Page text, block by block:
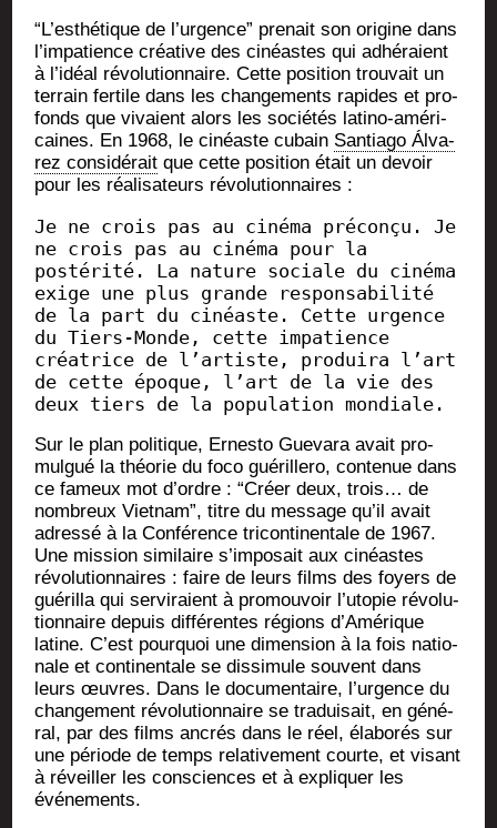
“L’esthétique de l’urgence” pre­nait son ori­gine dans
l’impatience créa­tive des cinéastes qui adhé­raient
à l’idéal révo­lu­tion­naire. Cette posi­tion trou­vait un
ter­rain fer­tile dans les chan­ge­ments rapides et pro­
fonds que vivaient alors les socié­tés lati­no-amé­ri­
caines. En 1968, le cinéaste cubain San­tia­go Álva­
rez consi­dé­rait que cette posi­tion était un devoir
pour les réa­li­sa­teurs révolutionnaires :
Je ne crois pas au cinéma préconçu. Je
ne crois pas au cinéma pour la
postérité. La nature sociale du cinéma
exige une plus grande responsabilité
de la part du cinéaste. Cette urgence
du Tiers-Monde, cette impatience
créatrice de l’artiste, produira l’art
de cette époque, l’art de la vie des
deux tiers de la population mondiale.
Sur le plan poli­tique, Ernes­to Gue­va­ra avait pro­
mul­gué la théo­rie du foco gué­rille­ro, conte­nue dans
ce fameux mot d’ordre : “Créer deux, trois… de
nom­breux Viet­nam”, titre du mes­sage qu’il avait
adres­sé à la Confé­rence tri­con­ti­nen­tale de 1967.
Une mis­sion simi­laire s’imposait aux cinéastes
révo­lu­tion­naires : faire de leurs films des foyers de
gué­rilla qui ser­vi­raient à pro­mou­voir l’utopie révo­lu­
tion­naire depuis dif­fé­rentes régions d’Amérique
latine. C’est pour­quoi une dimen­sion à la fois natio­
nale et conti­nen­tale se dis­si­mule sou­vent dans
leurs œuvres. Dans le docu­men­taire, l’urgence du
chan­ge­ment révo­lu­tion­naire se tra­dui­sait, en géné­
ral, par des films ancrés dans le réel, éla­bo­rés sur
une période de temps rela­ti­ve­ment courte, et visant
à réveiller les consciences et à expli­quer les
événements.